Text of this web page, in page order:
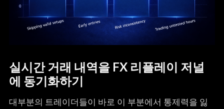
실시간 거래 내역을 FX 리플레이 저널
에 동기화하기
대부분의 트레이더들이 바로 이 부분에서 통제력을 잃